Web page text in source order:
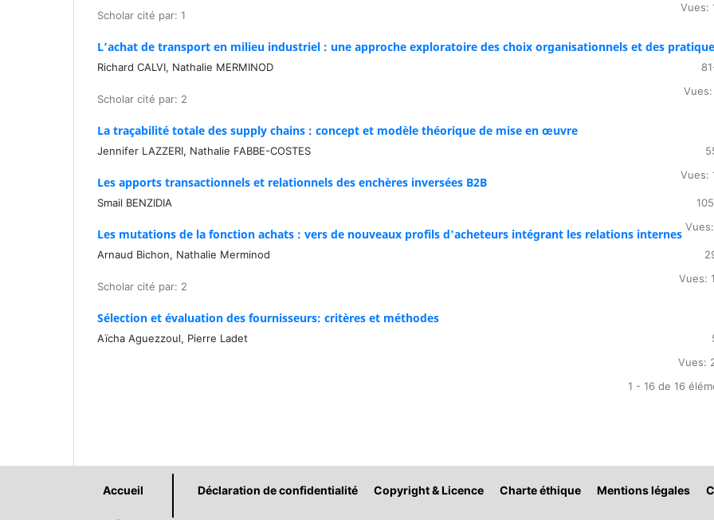
Scholar cité par: 1
Vues:
L’achat de transport en milieu industriel : une approche exploratoire des choix organisationnels et des
Richard CALVI, Nathalie MERMINOD
Scholar cité par: 2
La traçabilité totale des supply chains : concept et modèle théorique de mise en œuvre
Jennifer LAZZERI, Nathalie FABBE-COSTES
Vues:
Les apports transactionnels et relationnels des enchères inversées B2B
Smail BENZIDIA
Les mutations de la fonction achats : vers de nouveaux profils d'acheteurs intégrant les relations internes
Arnaud Bichon, Nathalie Merminod
Scholar cité par: 2
Vues:
Sélection et évaluation des fournisseurs: critères et méthodes
Aïcha Aguezzoul, Pierre Ladet
Vues:
1 - 16 de 16
Accueil Déclaration de confidentialité Copyright & Licence Charte éthique Mentions légales